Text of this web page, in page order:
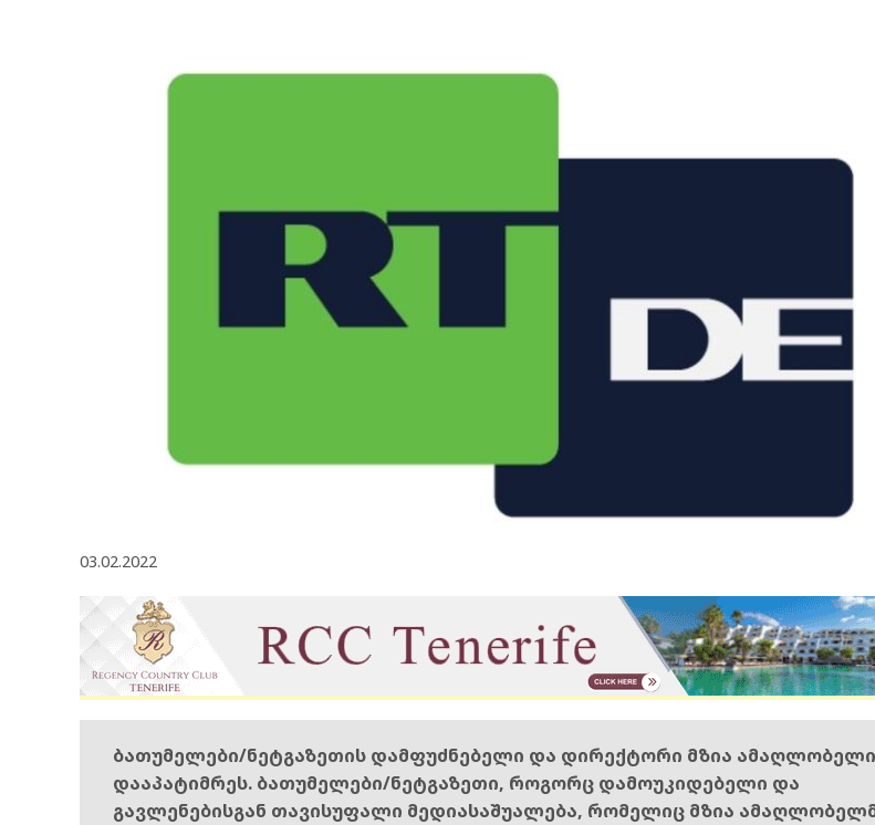
03.02.2022
ბათუმელები/ნეტგაზეთის დამფუძნებელი და დირექტორი მზია ამაღლობელი
დააპატიმრეს. ბათუმელები/ნეტგაზეთი, როგორც დამოუკიდებელი და
გავლენებისგან თავისუფალი მედიასაშუალება, რომელიც მზია